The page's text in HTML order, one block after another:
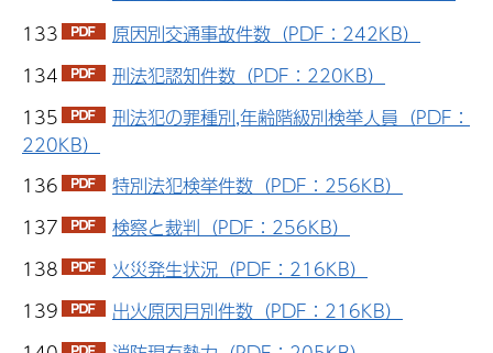
133
原因別交通事故件数（PDF：242KB）
134
刑法犯認知件数（PDF：220KB）
135
刑法犯の罪種別,年齢階級別検挙人員（PDF：
220KB）
136
特別法犯検挙件数（PDF：256KB）
137
検察と裁判（PDF：256KB）
138
火災発生状況（PDF：216KB）
139
出火原因月別件数（PDF：216KB）